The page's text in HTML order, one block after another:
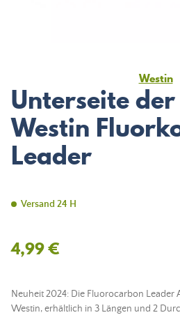
Westin
Unterseite
Westin
Leader
Versand 24 H
4,99 €
Neuheit 2024: Die Fluorocarbon Leader
Westin, erhältlich in 3 Längen und 2